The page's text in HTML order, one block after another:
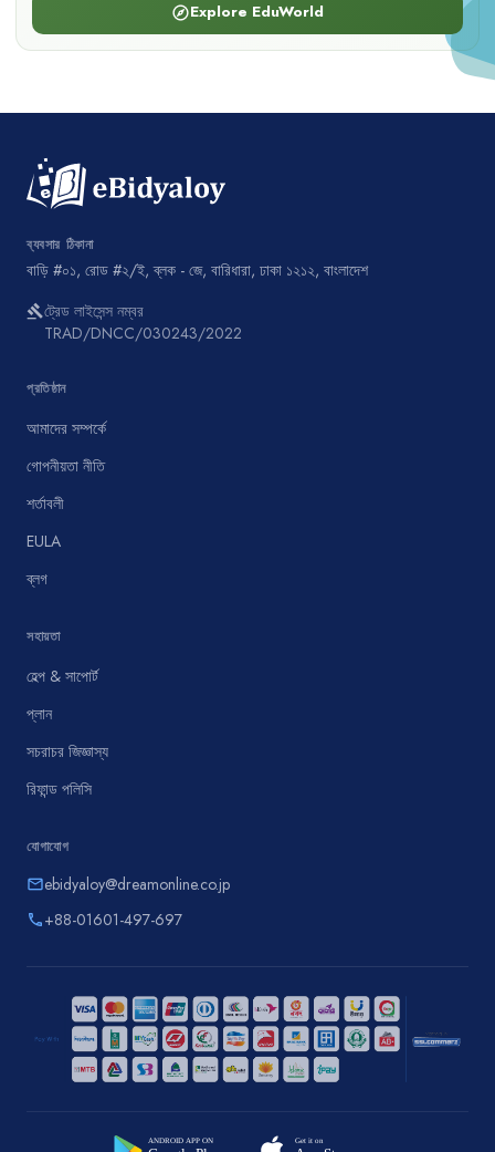
exploreExplore EduWorld
ব্যবসার ঠিকানা
বাড়ি #০১, রোড #২/ই, ব্লক - জে, বারিধারা, ঢাকা ১২১২, বাংলাদেশ
gavelট্রেড লাইসেন্স নম্বর
TRAD/DNCC/030243/2022
প্রতিষ্ঠান
আমাদের সম্পর্কে
গোপনীয়তা নীতি
শর্তাবলী
EULA
ব্লগ
সহায়তা
হেল্প & সাপোর্ট
প্লান
সচরাচর জিজ্ঞাস্য
রিফান্ড পলিসি
যোগাযোগ
emailebidyaloy@dreamonline.co.jp
phone+88-01601-497-697